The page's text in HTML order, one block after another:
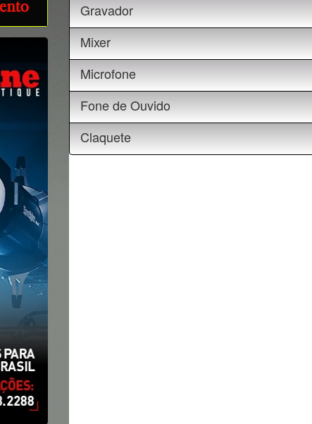
Gravador
Mixer
Microfone
Fone de Ouvido
Claquete